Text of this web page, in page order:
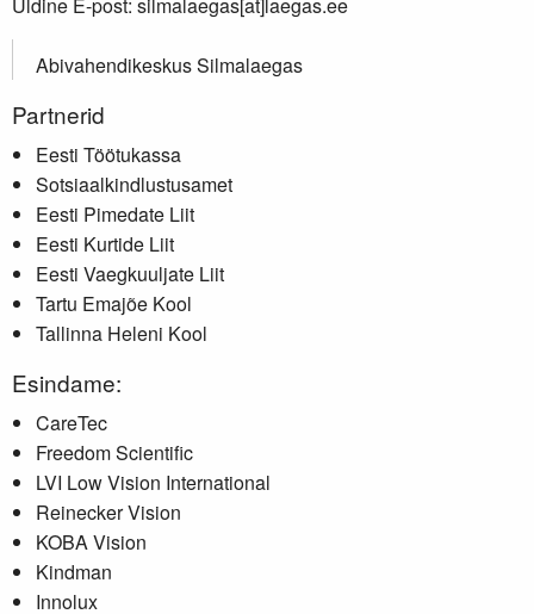
Üldine E-post: silmalaegas[at]laegas.ee
Abivahendikeskus Silmalaegas
Partnerid
Eesti Töötukassa
Sotsiaalkindlustusamet
Eesti Pimedate Liit
Eesti Kurtide Liit
Eesti Vaegkuuljate Liit
Tartu Emajõe Kool
Tallinna Heleni Kool
Esindame:
CareTec
Freedom Scientific
LVI Low Vision International
Reinecker Vision
KOBA Vision
Kindman
Innolux